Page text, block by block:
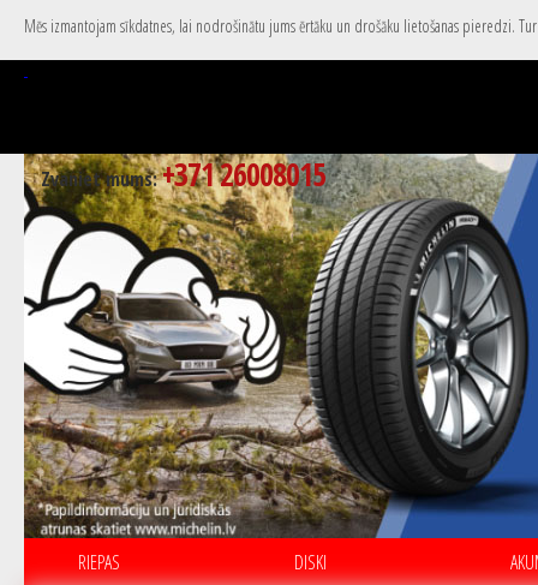
Mēs izmantojam sīkdatnes, lai nodrošinātu jums ērtāku un drošāku lietošanas pieredzi.
Zvaniet mums:+371 26008015
RIEPAS DISKI